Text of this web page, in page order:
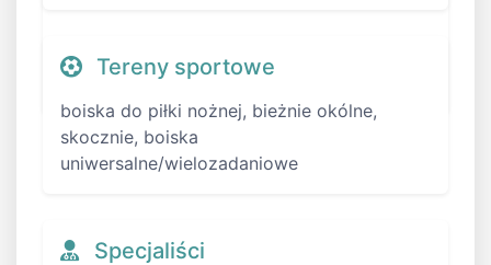
Tereny sportowe
boiska do piłki nożnej, bieżnie okólne,
skocznie, boiska
uniwersalne/wielozadaniowe
Specjaliści